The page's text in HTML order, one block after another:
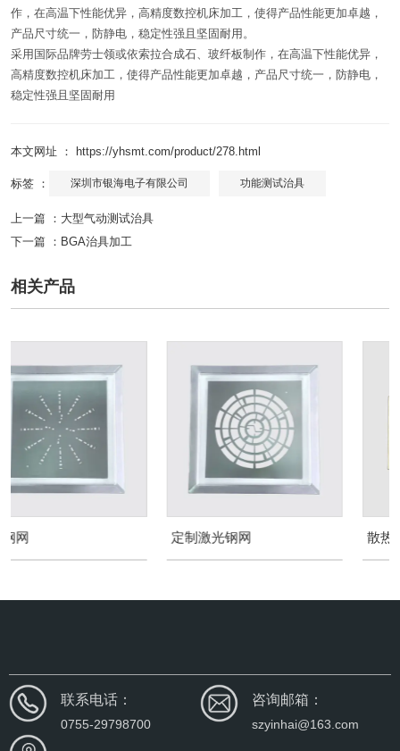
作，在高温下性能优异，高精度数控机床加工，使得产品性能更加卓越，
产品尺寸统一，防静电，稳定性强且坚固耐用。
采用国际品牌劳士领或依索拉合成石、玻纤板制作，在高温下性能优异，
高精度数控机床加工，使得产品性能更加卓越，产品尺寸统一，防静电，
稳定性强且坚固耐用
本文网址 ： https://yhsmt.com/product/278.html
标签 ： 深圳市银海电子有限公司 功能测试治具
上一篇 ： 大型气动测试治具
下一篇 ： BGA治具加工
相关产品
定制激光钢网 散热膏钢网
联系电话：
0755-29798700
咨询邮箱：
szyinhai@163.com